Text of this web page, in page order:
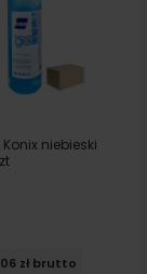
Konix niebieski
zł brutto